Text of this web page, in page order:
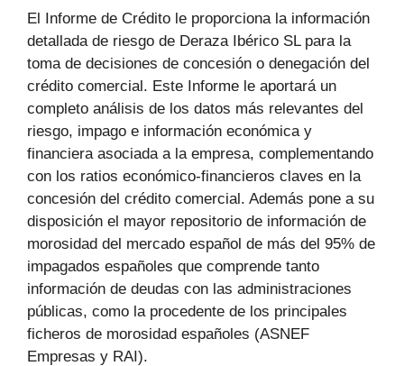
El Informe de Crédito le proporciona la información
detallada de riesgo de Deraza Ibérico SL para la
toma de decisiones de concesión o denegación del
crédito comercial. Este Informe le aportará un
completo análisis de los datos más relevantes del
riesgo, impago e información económica y
financiera asociada a la empresa, complementando
con los ratios económico-financieros claves en la
concesión del crédito comercial. Además pone a su
disposición el mayor repositorio de información de
morosidad del mercado español de más del 95% de
impagados españoles que comprende tanto
información de deudas con las administraciones
públicas, como la procedente de los principales
ficheros de morosidad españoles (ASNEF
Empresas y RAI).